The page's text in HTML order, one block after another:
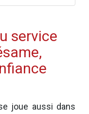
service
joue aussi dans